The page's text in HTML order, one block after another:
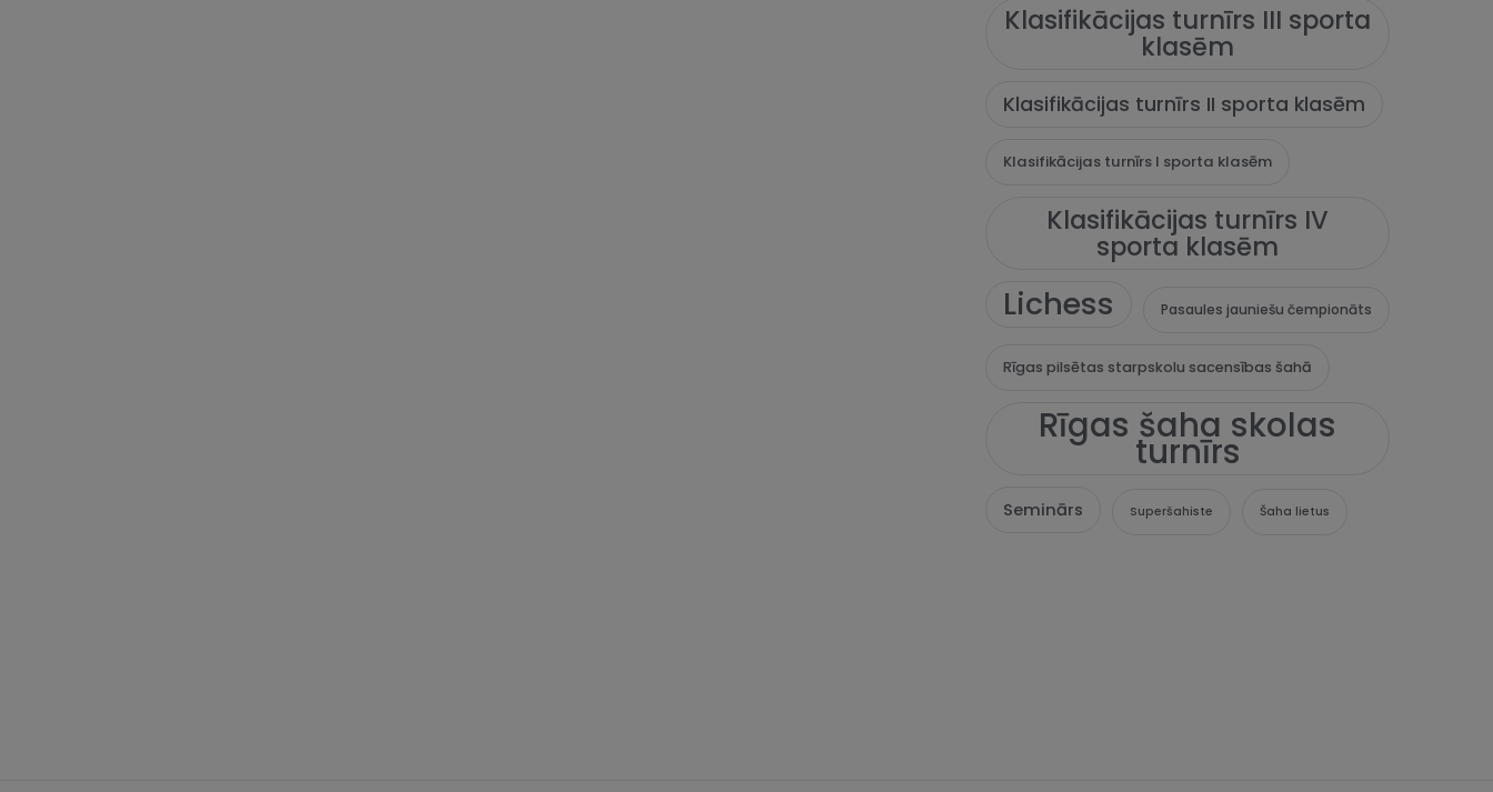
Klasifikācijas turnīrs III sporta
klasēm
Klasifikācijas turnīrs II sporta klasēm
Klasifikācijas turnīrs I sporta klasēm
Klasifikācijas turnīrs IV
sporta klasēm
Lichess Pasaules jauniešu čempionāts
Rīgas pilsētas starpskolu sacensības šahā
Rīgas šaha skolas
turnīrs
Seminārs Superšahiste Šaha lietus